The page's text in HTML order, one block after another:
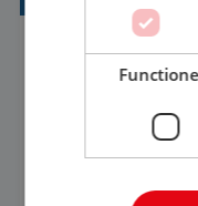
Flexible Baan
We're looking for
own TUI's global
influencer and